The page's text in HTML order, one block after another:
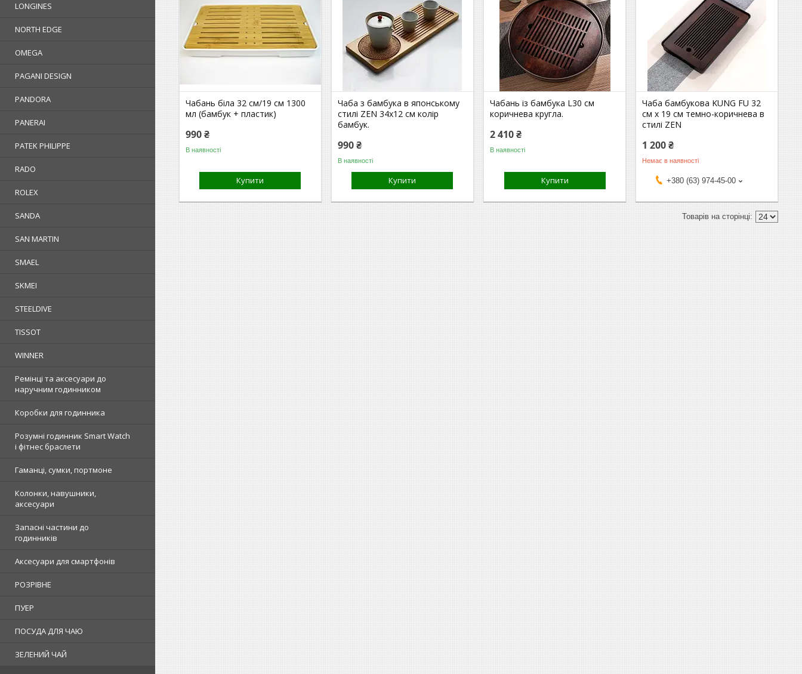
LONGINES
NORTH EDGE
OMEGA
PAGANI DESIGN
PANDORA
PANERAI
PATEK PHILIPPE
RADO
ROLEX
SANDA
SAN MARTIN
SMAEL
SKMEI
STEELDIVE
TISSOT
WINNER
Ремінці та аксесуари до
наручним годинником
Коробки для годинника
Розумні годинник Smart Watch
і фітнес браслети
Гаманці, сумки, портмоне
Колонки, навушники,
аксесуари
Запасні частини до
годинників
Аксесуари для смартфонів
РОЗРІВНЕ
ПУЕР
ПОСУДА ДЛЯ ЧАЮ
ЗЕЛЕНИЙ ЧАЙ
Чабань біла 32 см/19 см 1300
мл (бамбук + пластик)
990 ₴
В наявності
Купити
Чаба з бамбука в японському
стилі ZEN 34x12 см колір
бамбук.
990 ₴
В наявності
Купити
Чабань із бамбука L30 см
коричнева кругла.
2 410 ₴
В наявності
Купити
Чаба бамбукова KUNG FU 32
см х 19 см темно-коричнева в
стилі ZEN
1 200 ₴
Немає в наявності
+380 (63) 974-45-00